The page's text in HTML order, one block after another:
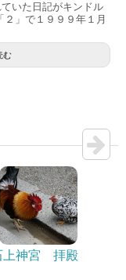
いた日記がキンドル
」で１９９９年１月
む
上神宮 拝殿